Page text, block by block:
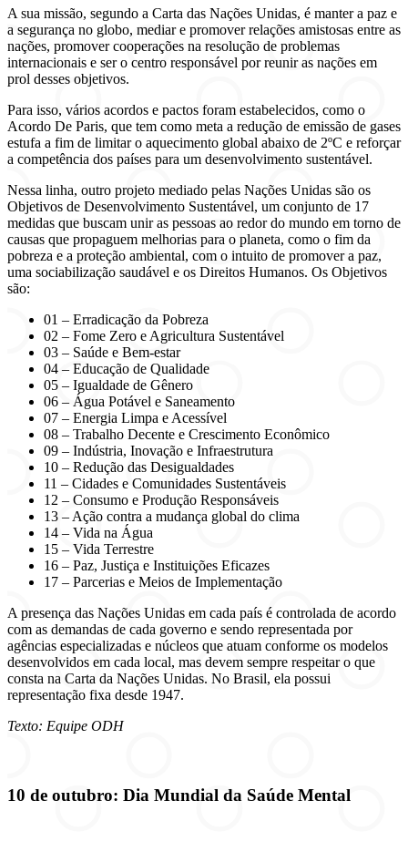
A sua missão, segundo a Carta das Nações Unidas, é manter a paz e
a segurança no globo, mediar e promover relações amistosas entre as
nações, promover cooperações na resolução de problemas
internacionais e ser o centro responsável por reunir as nações em
prol desses objetivos.
Para isso, vários acordos e pactos foram estabelecidos, como o
Acordo De Paris, que tem como meta a redução de emissão de gases
estufa a fim de limitar o aquecimento global abaixo de 2ºC e reforçar
a competência dos países para um desenvolvimento sustentável.
Nessa linha, outro projeto mediado pelas Nações Unidas são os
Objetivos de Desenvolvimento Sustentável, um conjunto de 17
medidas que buscam unir as pessoas ao redor do mundo em torno de
causas que propaguem melhorias para o planeta, como o fim da
pobreza e a proteção ambiental, com o intuito de promover a paz,
uma sociabilização saudável e os Direitos Humanos. Os Objetivos
são:
01 – Erradicação da Pobreza
02 – Fome Zero e Agricultura Sustentável
03 – Saúde e Bem-estar
04 – Educação de Qualidade
05 – Igualdade de Gênero
06 – Água Potável e Saneamento
07 – Energia Limpa e Acessível
08 – Trabalho Decente e Crescimento Econômico
09 – Indústria, Inovação e Infraestrutura
10 – Redução das Desigualdades
11 – Cidades e Comunidades Sustentáveis
12 – Consumo e Produção Responsáveis
13 – Ação contra a mudança global do clima
14 – Vida na Água
15 – Vida Terrestre
16 – Paz, Justiça e Instituições Eficazes
17 – Parcerias e Meios de Implementação
A presença das Nações Unidas em cada país é controlada de acordo
com as demandas de cada governo e sendo representada por
agências especializadas e núcleos que atuam conforme os modelos
desenvolvidos em cada local, mas devem sempre respeitar o que
consta na Carta da Nações Unidas. No Brasil, ela possui
representação fixa desde 1947.
Texto: Equipe ODH
10 de outubro: Dia Mundial da Saúde Mental